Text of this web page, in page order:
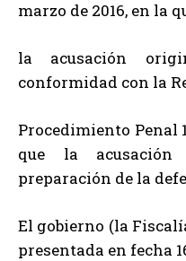
marzo de 2016, en la
la acusación
conformidad con la
Procedimiento Penal
que la
preparación de la
El gobierno (la
presentada en fecha